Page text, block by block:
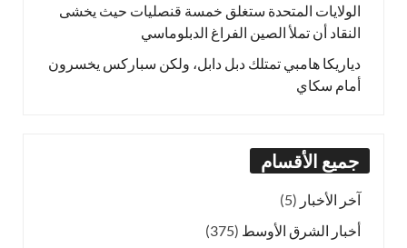
الولايات المتحدة ستغلق خمسة قنصليات حيث يخشى
النقاد أن تملأ الصين الفراغ الدبلوماسي
دياريكا هامبي تمتلك دبل دابل، ولكن سباركس يخسرون
أمام سكاي
جميع الأقسام
آخر الأخبار (5)
أخبار الشرق الأوسط (375)